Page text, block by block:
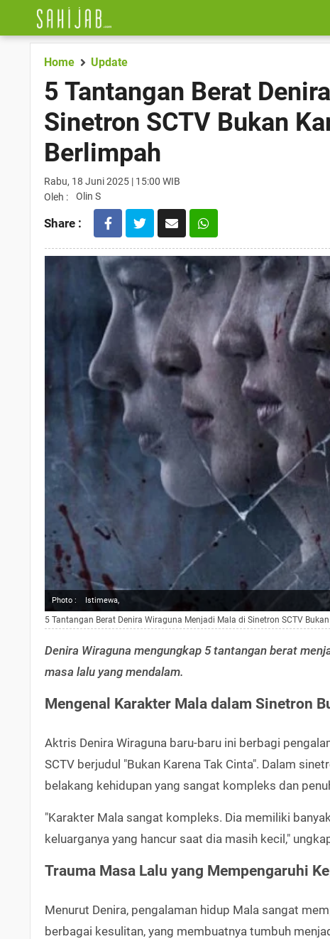
Home Update
5 Tantangan Berat
Sinetron SCTV Bukan
Berlimpah
Rabu, 18 Juni 2025 | 15:00 WIB
Oleh :
Olin S
Share :
Photo : Istimewa,
5 Tantangan Berat Denira Wiraguna Menjadi Mala di Sinetron SCTV
Denira Wiraguna mengungkap 5 tantangan berat
masa lalu yang mendalam.
Mengenal Karakter Mala dalam Sinetron
Aktris Denira Wiraguna baru-baru ini berbagi
SCTV berjudul "Bukan Karena Tak Cinta". Dalam
belakang kehidupan yang sangat kompleks dan
"Karakter Mala sangat kompleks. Dia memiliki
keluarganya yang hancur saat dia masih kecil,"
Trauma Masa Lalu yang Mempengaruhi
Menurut Denira, pengalaman hidup Mala sangat
berbagai kesulitan, yang membuatnya tumbuh